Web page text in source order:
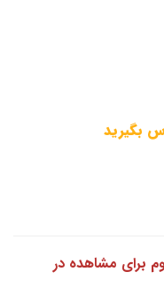
بگیرید
برای مشاهده در